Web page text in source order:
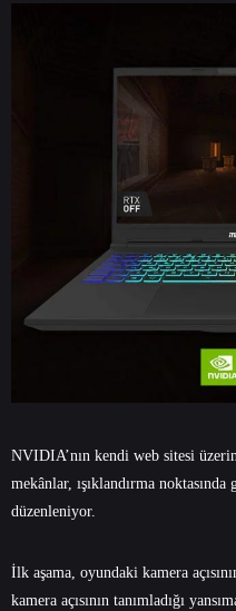
NVIDIA’nın kendi web sitesi
mekânlar, ışıklandırma
düzenleniyor.
İlk aşama, oyundaki kamera
kamera açısının tanımladığı